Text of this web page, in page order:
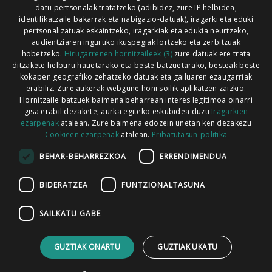
Xorroxin irratia | Lesaka | T. 948638288
Codesyntaxek garatua
PUBLIZITATEA
HARREMANETARAKO
datu pertsonalak tratatzeko (adibidez, zure IP helbidea,
identifikatzaile bakarrak eta nabigazio-datuak), iragarki eta eduki
pertsonalizatuak eskaintzeko, iragarkiak eta edukia neurtzeko,
audientziaren inguruko ikuspegiak lortzeko eta zerbitzuak
hobetzeko. Hirugarrenen hornitzaileek (3)zure datuak ere trata
ditzakete helburu hauetarako eta beste batzuetarako, besteak beste
kokapen geografiko zehatzeko datuak eta gailuaren ezaugarriak
erabiliz. Zure aukerak webgune honi soilik aplikatzen zaizkio.
Hornitzaile batzuek baimena beharrean interes legitimoa oinarri
gisa erabil dezakete; aurka egiteko eskubidea duzu Iragarkien
ezarpenakatalean. Zure baimena edozein unetan ken dezakezu
Cookieen ezarpenak atalean. Pribatutasun-politika
BEHAR-BEHARREZKOA ERRENDIMENDUA
BIDERATZEA FUNTZIONALTASUNA
SAILKATU GABE
GUZTIAK ONARTU GUZTIAK UKATU